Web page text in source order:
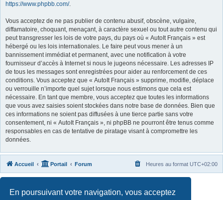
En poursuivant votre navigation, vous acceptez
https://www.phpbb.com/.
Vous acceptez de ne pas publier de contenu abusif, obscène, vulgaire,
diffamatoire, choquant, menaçant, à caractère sexuel ou tout autre contenu qui
peut transgresser les lois de votre pays, du pays où « AutoIt Français » est
hébergé ou les lois internationales. Le faire peut vous mener à un
bannissement immédiat et permanent, avec une notification à votre
fournisseur d’accès à Internet si nous le jugeons nécessaire. Les adresses IP
de tous les messages sont enregistrées pour aider au renforcement de ces
conditions. Vous acceptez que « AutoIt Français » supprime, modifie, déplace
ou verrouille n’importe quel sujet lorsque nous estimons que cela est
nécessaire. En tant que membre, vous acceptez que toutes les informations
que vous avez saisies soient stockées dans notre base de données. Bien que
ces informations ne soient pas diffusées à une tierce partie sans votre
consentement, ni « AutoIt Français », ni phpBB ne pourront être tenus comme
responsables en cas de tentative de piratage visant à compromettre les
données.
Accueil Portail Forum Heures au format UTC+02:00
Traduit parphpBB-fr.com